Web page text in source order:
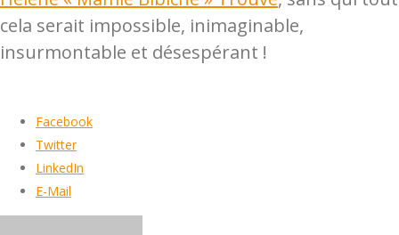
cela serait impossible, inimaginable,
insurmontable et désespérant !
Facebook
Twitter
LinkedIn
E-Mail